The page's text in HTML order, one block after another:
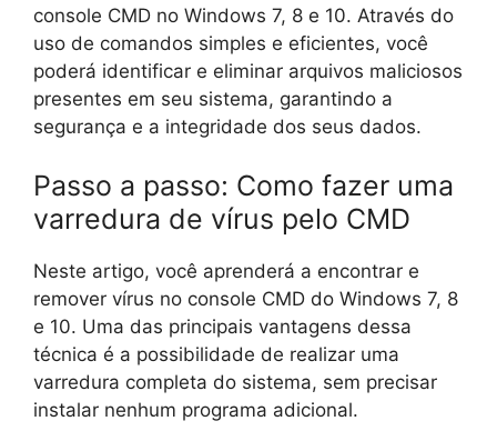
console CMD no Windows 7, 8 e 10. Através do
uso de comandos simples e eficientes, você
poderá identificar e eliminar arquivos maliciosos
presentes em seu sistema, garantindo a
segurança e a integridade dos seus dados.
Passo a passo: Como fazer uma
varredura de vírus pelo CMD
Neste artigo, você aprenderá a encontrar e
remover vírus no console CMD do Windows 7, 8
e 10. Uma das principais vantagens dessa
técnica é a possibilidade de realizar uma
varredura completa do sistema, sem precisar
instalar nenhum programa adicional.